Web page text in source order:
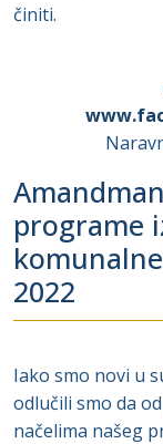
činiti.
programe
2022
Iako smo novi u
odlučili smo da
načelima našeg